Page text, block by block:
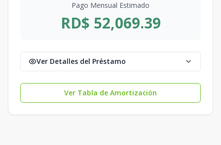
Pago Mensual Estimado
RD$ 52,069.39
Ver Detalles del Préstamo
Ver Tabla de Amortización